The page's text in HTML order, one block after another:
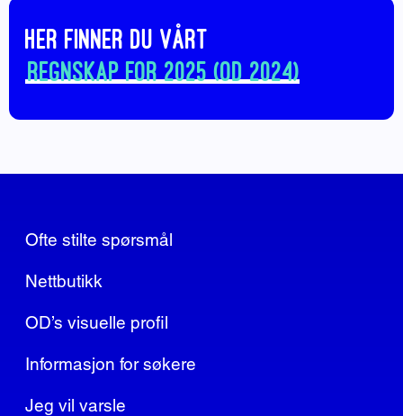
Her finner du vårt
regnskap for 2025 (OD 2024)
Ofte stilte spørsmål
Nettbutikk
OD’s visuelle profil
Informasjon for søkere
Jeg vil varsle